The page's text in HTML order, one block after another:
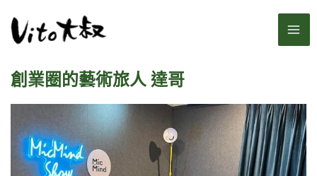
至
內創業圈的藝術旅人 達哥